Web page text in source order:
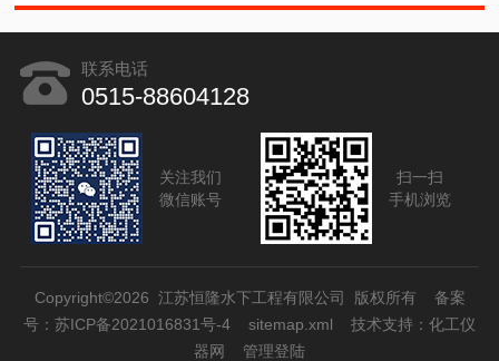
联系电话
0515-88604128
关注我们
微信账号
扫一扫
手机浏览
Copyright©2026 江苏恒隆水下工程有限公司 版权所有 备案
号：苏ICP备2021016831号-4
sitemap.xml 技术支持： 化工仪
器网
管理登陆